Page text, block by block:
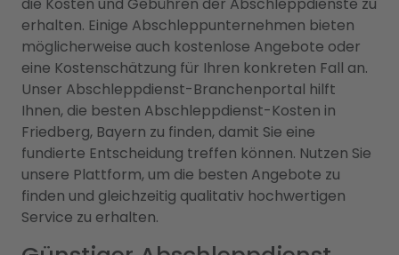
erhalten. Einige Abschleppunternehmen bieten
möglicherweise auch kostenlose Angebote oder
eine Kostenschätzung für Ihren konkreten Fall an.
Unser Abschleppdienst-Branchenportal hilft
Ihnen, die besten Abschleppdienst-Kosten in
Friedberg, Bayern zu finden, damit Sie eine
fundierte Entscheidung treffen können. Nutzen Sie
unsere Plattform, um die besten Angebote zu
finden und gleichzeitig qualitativ hochwertigen
Service zu erhalten.